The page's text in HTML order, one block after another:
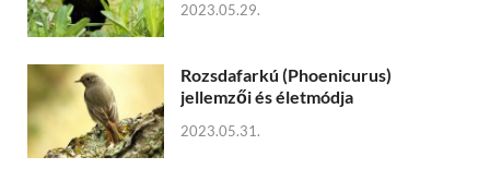
2023.05.29.
Rozsdafarkú (Phoenicurus)
jellemzői és életmódja
2023.05.31.